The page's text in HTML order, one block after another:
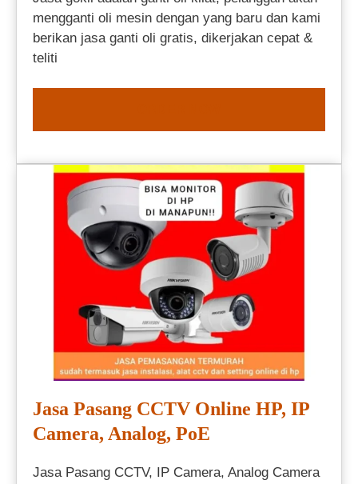
mengganti oli mesin dengan yang baru dan kami
berikan jasa ganti oli gratis, dikerjakan cepat &
teliti
Jasa Pasang CCTV Online HP, IP
Camera, Analog, PoE
Jasa Pasang CCTV, IP Camera, Analog Camera